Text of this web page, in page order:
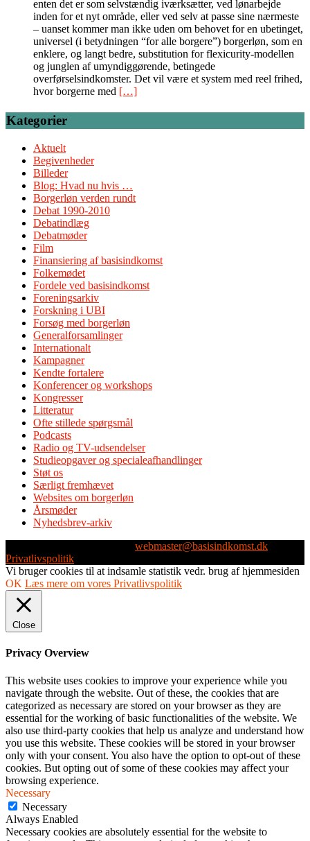
enten det er som selvstændig iværksætter, ved lønarbejde
inden for et nyt område, eller ved selv at passe sine nærmeste
– uanset kommer man ikke uden om behovet for en ubetinget,
universel (i betydningen “for alle borgere”) borgerløn, som en
enklere, og langt bedre, substitution for flexicurity-modellen
og junglen af umyndiggørende, betingede
overførselsindkomster. Det vil være et system med reel frihed,
hvor borgerne med […]
Kategorier
Aktuelt
Begivenheder
Billeder
Blog: Hvad nu hvis …
Borgerløn verden rundt
Debat 1990-2010
Debatindlæg
Debatmøder
Film
Finansiering af basisindkomst
Folkemødet
Fordele ved basisindkomst
Foreningsarkiv
Forskning i UBI
Forsøg med borgerløn
Generalforsamlinger
Internationalt
Kampagner
Kendte fortalere
Konferencer og workshops
Kongresser
Litteratur
Ofte stillede spørgsmål
Podcasts
Radio og TV-udsendelser
Studieopgaver og specialeafhandlinger
Støt os
Særligt fremhævet
Websites om borgerløn
Årsmøder
Nyhedsbrev-arkiv
webmaster@basisindkomst.dk
Privatlivspolitik
Vi bruger cookies til at indsamle statistik vedr. brug af hjemmesiden
OK Læs mere om vores Privatlivspolitik
Close
Privacy Overview
This website uses cookies to improve your experience while you
navigate through the website. Out of these, the cookies that are
categorized as necessary are stored on your browser as they are
essential for the working of basic functionalities of the website. We
also use third-party cookies that help us analyze and understand how
you use this website. These cookies will be stored in your browser
only with your consent. You also have the option to opt-out of these
cookies. But opting out of some of these cookies may affect your
browsing experience.
Necessary
Necessary
Always Enabled
Necessary cookies are absolutely essential for the website to